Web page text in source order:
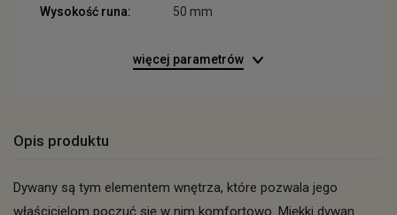
Wysokość runa:
50 mm
więcej parametrów
Opis produktu
Dywany są tym elementem wnętrza, które pozwala jego
właścicielom poczuć się w nim komfortowo. Miękki dywan